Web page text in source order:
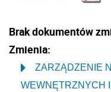
Brak dokumentów
Zmienia:
ZARZĄDZENIE
WEWNĘTRZNYCH